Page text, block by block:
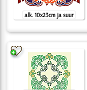
alk. 10x23cm ja suur